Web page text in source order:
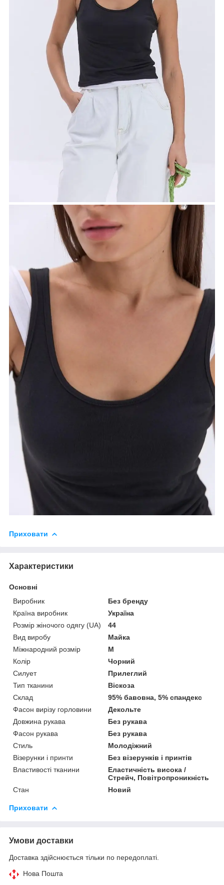
Приховати
Характеристики
Основні
Виробник
Без бренду
Країна виробник
Україна
Розмір жіночого одягу (UA)
44
Вид виробу
Майка
Міжнародний розмір
M
Колір
Чорний
Силует
Прилеглий
Тип тканини
Віскоза
Склад
95% бавовна, 5% спандекс
Фасон вирізу горловини
Декольте
Довжина рукава
Без рукава
Фасон рукава
Без рукава
Стиль
Молодіжний
Візерунки і принти
Без візерунків і принтів
Властивості тканини
Еластичність висока /
Стрейч, Повітропроникність
Стан
Новий
Приховати
Умови доставки
Доставка здійснюється тільки по передоплаті.
Нова Пошта